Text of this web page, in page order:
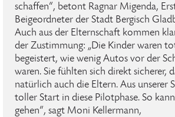
schaffen“, betont Ragnar Migenda,
Beigeordneter der Stadt Bergisch
Auch aus der Elternschaft kommen
der Zustimmung: „Die Kinder waren
begeistert, wie wenig Autos vor der
waren. Sie fühlten sich direkt sicherer,
natürlich auch die Eltern. Aus unserer
toller Start in diese Pilotphase. So
gehen“, sagt Moni Kellermann,